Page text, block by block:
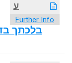
ע
Further Info
בלכתך